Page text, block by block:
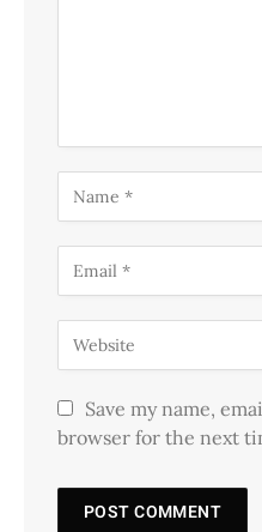
Save my name,
browser for the next